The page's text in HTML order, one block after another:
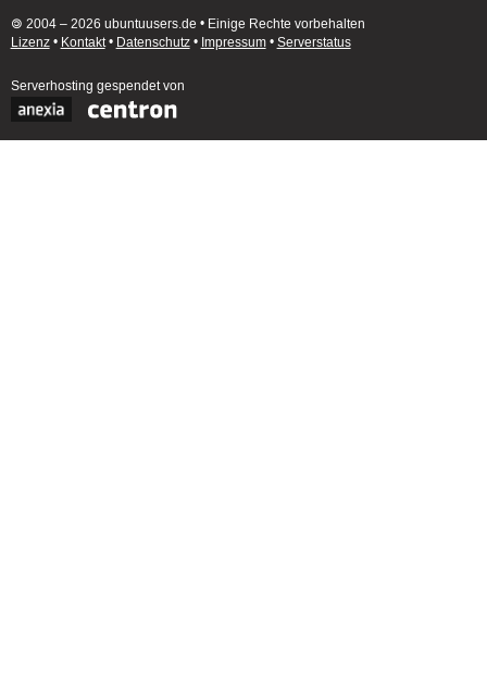
🄯 2004 – 2026 ubuntuusers.de • Einige Rechte vorbehalten
Lizenz• Kontakt• Datenschutz• Impressum• Serverstatus
Serverhosting gespendet von